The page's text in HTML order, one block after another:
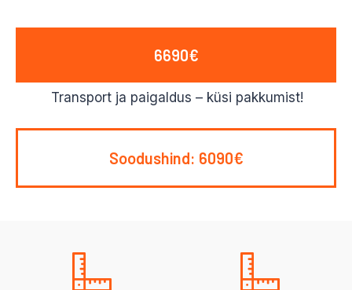
6690€
Transport ja paigaldus – küsi pakkumist!
Soodushind: 6090€